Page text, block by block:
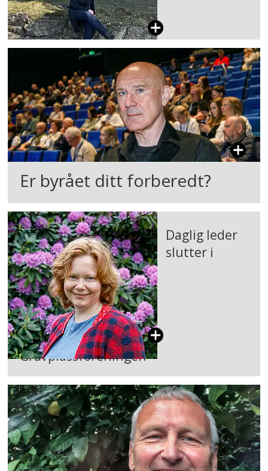
Er byrået ditt forberedt?
Daglig leder
slutter i
Gravplassforeningen